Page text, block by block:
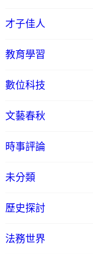
才子佳人
教育學習
數位科技
文藝春秋
時事評論
未分類
歷史探討
法務世界